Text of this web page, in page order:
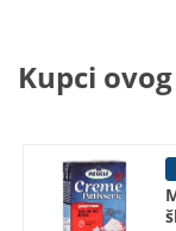
Kupci